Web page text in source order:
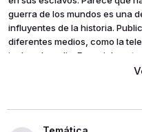
guerra de los mundos es una
influyentes de la historia.
diferentes medios, como la
incluso la radio. Especialmente
radiofónica de Orson Wells en
científicas como la más
los extraños seres que han